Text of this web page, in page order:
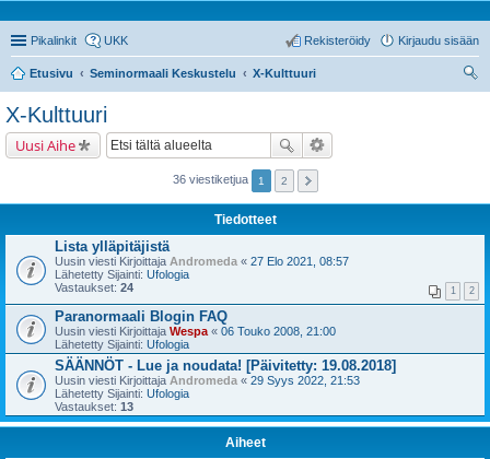
Pikalinkit UKK Kirjaudu sisään
Rekisteröidy
Etusivu Seminormaali Keskustelu
X-Kulttuuri
X-Kulttuuri
Uusi Aihe
36 viestiketjua 1 2
Tiedotteet
Lista ylläpitäjistä
Uusin viesti Kirjoittaja Andromeda « 27 Elo 2021, 08:57
Lähetetty Sijainti: Ufologia
Vastaukset: 24 1 2
Paranormaali Blogin FAQ
Uusin viesti Kirjoittaja Wespa « 06 Touko 2008, 21:00
Lähetetty Sijainti: Ufologia
SÄÄNNÖT - Lue ja noudata! [Päivitetty: 19.08.2018]
Uusin viesti Kirjoittaja Andromeda « 29 Syys 2022, 21:53
Lähetetty Sijainti: Ufologia
Vastaukset: 13
Aiheet